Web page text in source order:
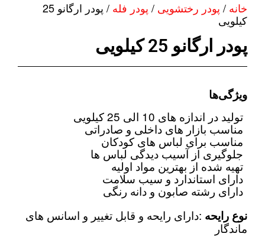
خانه / پودر رختشویی / پودر فله
/ پودر ارگانو 25
کیلویی
پودر ارگانو 25 کیلویی
ویژگی‌ها
تولید در اندازه های 10 الی 25 کیلویی
مناسب بازار های داخلی و صادراتی
مناسب برای لباس های کودکان
جلوگیری از آسیب دیدگی لباس ها
تهیه شده از بهترین مواد اولیه
دارای استاندارد و سیب سلامت
دارای رشته صابون و دانه رنگی
نوع رایحه :دارای رایحه و قابل تغییر و اسانس های
ماندگار